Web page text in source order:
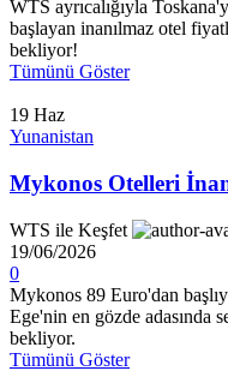
WTS ayrıcalığıyla
başlayan inanılmaz otel
bekliyor!
Tümünü Göster
19 Haz
Yunanistan
Mykonos Otelleri
WTS ile Keşfet
19/06/2026
0
Mykonos 89 Euro'dan
Ege'nin en gözde adasında
bekliyor.
Tümünü Göster